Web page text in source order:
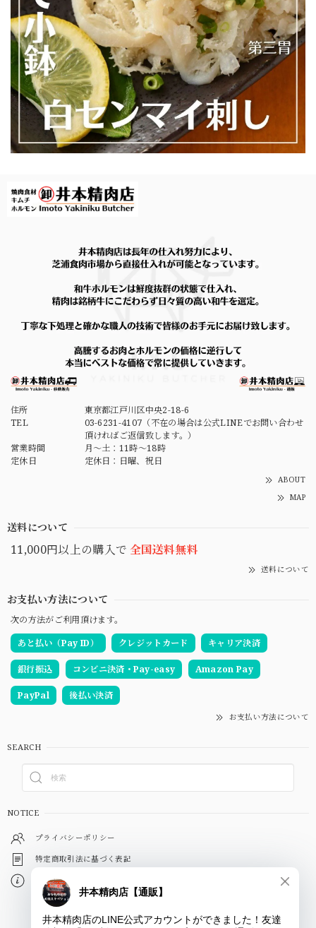
住所
東京都江戸川区中央2-18-6
TEL
03-6231-4107（不在の場合は公式LINEでお問い合わせ
頂ければご返信致します。）
営業時間
月～土：11時～18時
定休日
定休日：日曜、祝日
ABOUT
MAP
送料について
11,000円以上の購入で 全国送料無料
送料について
お支払い方法について
次の方法がご利用頂けます。
あと払い（Pay ID）
クレジットカード キャリア決済
銀行振込 コンビニ決済・Pay-easy Amazon Pay
PayPal 後払い決済
お支払い方法について
SEARCH
NOTICE
プライバシーポリシー
特定商取引法に基づく表記
会員規約